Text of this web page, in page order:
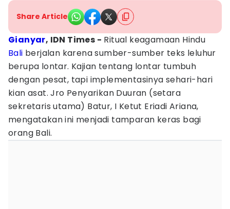
Share Article
Gianyar, IDN Times - Ritual keagamaan Hindu
Bali berjalan karena sumber-sumber teks leluhur
berupa lontar. Kajian tentang lontar tumbuh
dengan pesat, tapi implementasinya sehari-hari
kian asat. Jro Penyarikan Duuran (setara
sekretaris utama) Batur, I Ketut Eriadi Ariana,
mengatakan ini menjadi tamparan keras bagi
orang Bali.